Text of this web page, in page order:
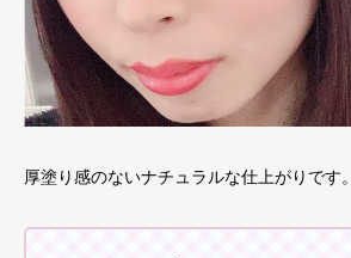
厚塗り感のないナチュラルな仕上がりです。